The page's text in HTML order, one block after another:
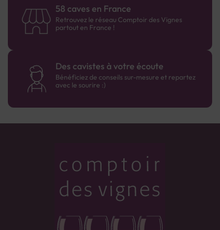
58 caves en France
Retrouvez le réseau Comptoir des Vignes
partout en France !
Des cavistes à votre écoute
Bénéficiez de conseils sur-mesure et repartez
avec le sourire :)